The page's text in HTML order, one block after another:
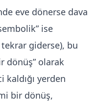
eve dönerse dava
ise
giderse), bu
dönüş” olarak
yerden
bir dönüş,